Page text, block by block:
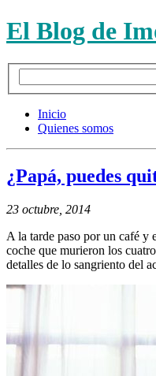
El Blog de
Inicio
Quienes somos
¿Papá, puedes
23 octubre, 2014
A la tarde paso por un café y
coche que murieron los
detalles de lo sangriento del